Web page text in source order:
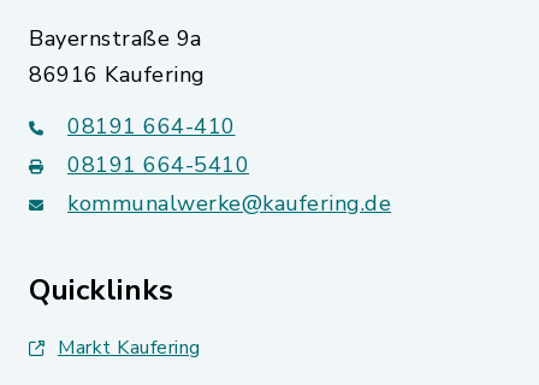
Bayernstraße 9a
86916 Kaufering
08191 664-410
08191 664-5410
kommunalwerke@kaufering.de
Quicklinks
Markt Kaufering